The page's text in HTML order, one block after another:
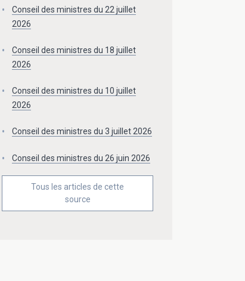
Conseil des ministres du 22 juillet
2026
Conseil des ministres du 18 juillet
2026
Conseil des ministres du 10 juillet
2026
Conseil des ministres du 3 juillet 2026
Conseil des ministres du 26 juin 2026
Tous les articles de cette
source